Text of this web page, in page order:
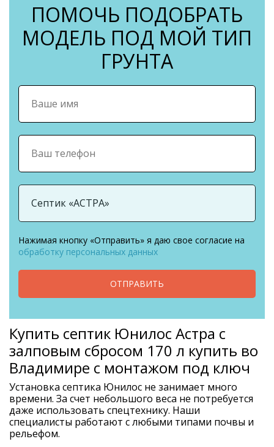
ПОМОЧЬ ПОДОБРАТЬ
МОДЕЛЬ ПОД МОЙ ТИП
ГРУНТА
Нажимая кнопку «Отправить» я даю свое согласие на
обработку персональных данных
ОТПРАВИТЬ
Купить септик Юнилос Астра с
залповым сбросом 170 л купить во
Владимире с монтажом под ключ
Установка септика Юнилос не занимает много
времени. За счет небольшого веса не потребуется
даже использовать спецтехнику. Наши
специалисты работают с любыми типами почвы и
рельефом.